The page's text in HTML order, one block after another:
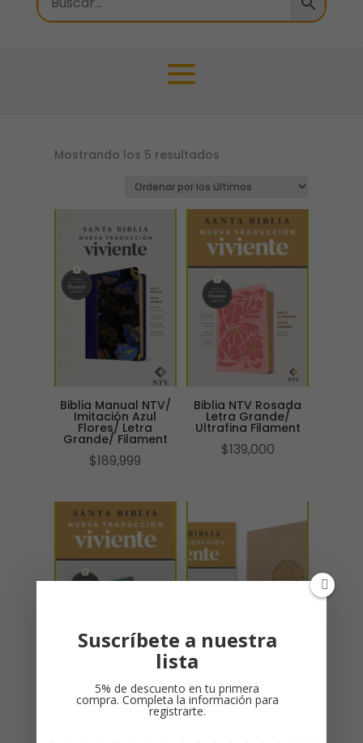
Mostrando los 5 resultados
los
últimos
Biblia Manual NTV/
Imitación Azul
Flores/ Letra
Grande/ Filament
$189,999
Biblia NTV Rosada
Letra Grande/
Ultrafina Filament
$139,000
Biblia NTV Azul Letra
Grande/ Ultrafina
Biblia NTV Beige
Letra Grande/ Valor
Premium Filament
Suscríbete a nuestra
lista
5% de descuento en tu primera
compra. Completa la información para
registrarte.